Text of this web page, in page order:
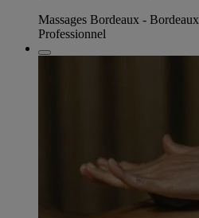
Massages Bordeaux - Bordeaux
Professionnel